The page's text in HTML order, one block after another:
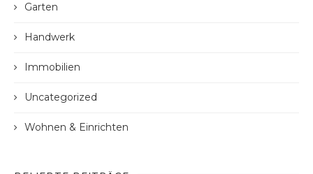
Garten
Handwerk
Immobilien
Uncategorized
Wohnen & Einrichten